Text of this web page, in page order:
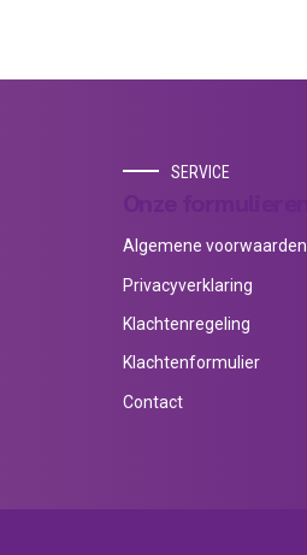
SERVICE
Algemene voorwaarden
Privacyverklaring
Klachtenregeling
Klachtenformulier
Contact